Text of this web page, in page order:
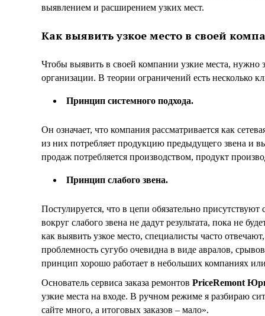
выявлением и расширением узких мест.
Как выявить узкое место в своей
Чтобы выявить в своей компании узкие места, нужно
организации. В теории ограничений есть несколько
Принцип системного подхода.
Он означает, что компания рассматривается как
из них потребляет продукцию предыдущего звена и
продаж потребляется производством, продукт
Принцип слабого звена.
Постулируется, что в цепи обязательно
вокруг слабого звена не дадут результата, пока не
как выявить узкое место, специалисты часто
проблемность сугубо очевидна в виде авралов,
принцип хорошо работает в небольших компаниях
Основатель сервиса заказа ремонтов PriceRemont
узкие места на входе. В ручном режиме я разбираю
сайте много, а итоговых заказов – мало».